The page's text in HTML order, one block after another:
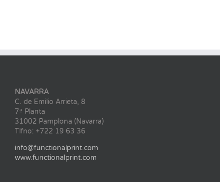
NAVARRA
C. de Emilio Arrieta, 8
7ª Planta
31002 Pamplona (Navarra)
Tlfno: +722 19 63 36
info@functionalprint.com
www.functionalprint.com